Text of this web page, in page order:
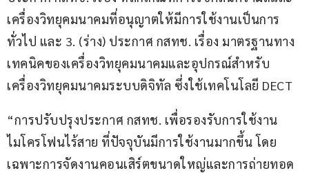
เครื่องวิทยุคมนาคมที่อนุญาตให้มีการใช้งานเป็นการ
ทั่วไป และ 3. (ร่าง) ประกาศ กสทช. เรื่อง มาตรฐานทาง
เทคนิคของเครื่องวิทยุคมนาคมและอุปกรณ์สำหรับ
เครื่องวิทยุคมนาคมระบบดิจิทัล ซึ่งใช้เทคโนโลยี DECT
“การปรับปรุงประกาศ กสทช. เพื่อรองรับการใช้งาน
ไมโครโฟนไร้สาย ที่ปัจจุบันมีการใช้งานมากขึ้น โดย
เฉพาะการจัดงานคอนเสิร์ตขนาดใหญ่และการถ่ายทอด